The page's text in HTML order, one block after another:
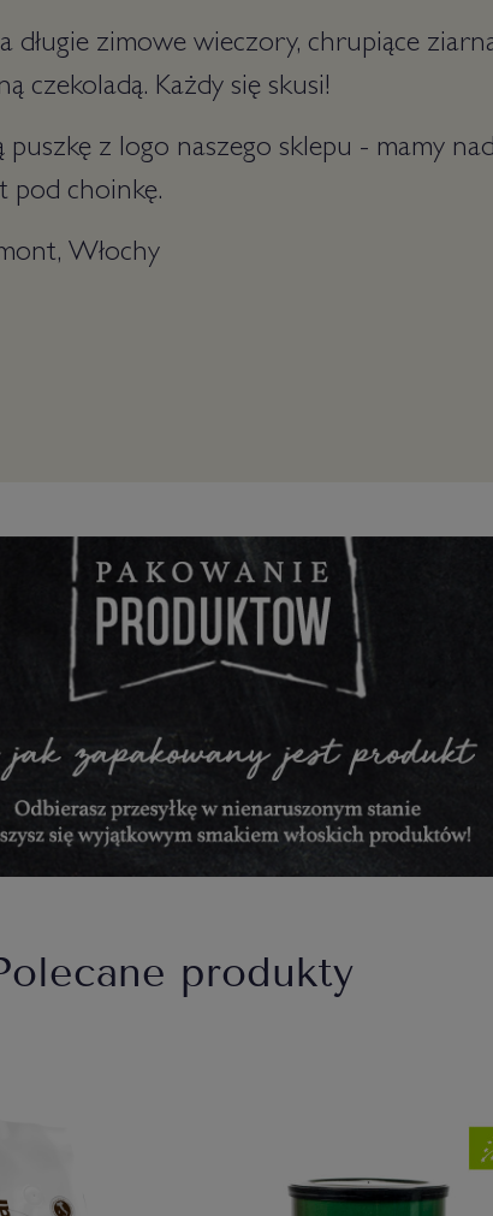
długie zimowe wieczory, chrupiące
czekoladą. Każdy się skusi!
puszkę z logo naszego sklepu - mamy
pod choinkę.
Włochy
produkty